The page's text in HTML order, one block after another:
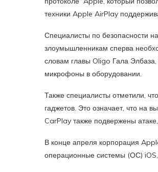
техники Apple AirPlay
Специалисты по безопасности
злоумышленникам сперва
словам главы Oligo Гала
микрофоны в оборудовании.
Также специалисты отметили,
гаджетов. Это означает, что на
CarPlay также подвержены
В конце апреля корпорация
операционные системы (ОС)